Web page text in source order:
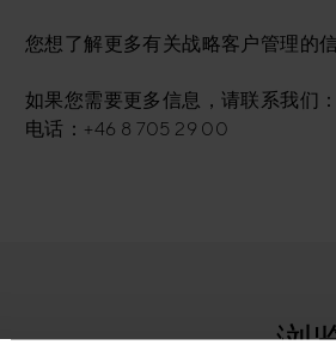
您想了解更多有关战略客户管理的
如果您需要更多信息，请联系我们：
电话：+46 8 705 29 00
浏